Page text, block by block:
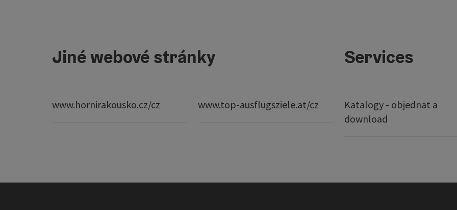
Jiné webové stránky
www.hornirakousko.cz/cz www.top-ausflugsziele.at/cz
Services
Katalogy - objednat a
download